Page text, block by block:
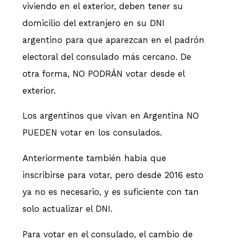
viviendo en el exterior, deben tener su
domicilio del extranjero en su DNI
argentino para que aparezcan en el padrón
electoral del consulado más cercano. De
otra forma, NO PODRÁN votar desde el
exterior.
Los argentinos que vivan en Argentina NO
PUEDEN votar en los consulados.
Anteriormente también había que
inscribirse para votar, pero desde 2016 esto
ya no es necesario, y es suficiente con tan
solo actualizar el DNI.
Para votar en el consulado, el cambio de